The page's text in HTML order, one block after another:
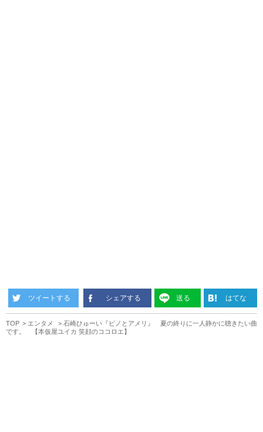
ツイートする シェアする 送る はてな
TOP エンタメ
石崎ひゅーい『ピノとアメリ』 夏の終りに一人静かに聴きたい曲
です。 【本仮屋ユイカ 笑顔のココロエ】